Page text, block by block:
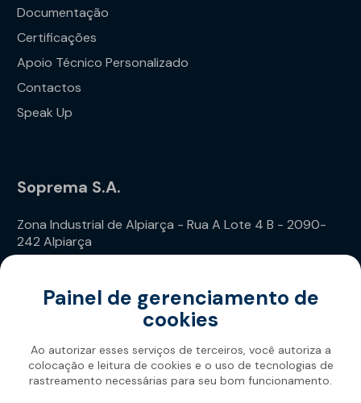
Documentação
Certificações
Apoio Técnico Personalizado
Contactos
Speak Up
Soprema S.A.
Zona Industrial de Alpiarça - Rua A Lote 4 B - 2090-
242 Alpiarça
Painel de gerenciamento de
cookies
Ao autorizar esses serviços de terceiros, você autoriza a
colocação e leitura de cookies e o uso de tecnologias de
rastreamento necessárias para seu bom funcionamento.